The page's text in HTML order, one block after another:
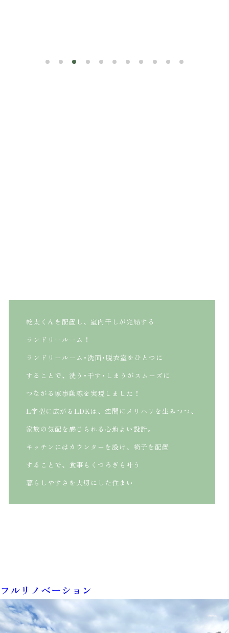
乾太くんを配置し、室内干しが完結する
ランドリールーム！
ランドリールーム･洗面･脱衣室をひとつに
することで、洗う･干す･しまうがスムーズに
つながる家事動線を実現しました！
L字型に広がるLDKは、空間にメリハリを生みつつ、
家族の気配を感じられる心地よい設計。
キッチンにはカウンターを設け、椅子を配置
することで、食事もくつろぎも叶う
暮らしやすさを大切にした住まい
フルリノベーション